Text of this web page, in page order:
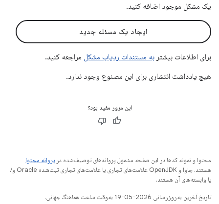
یک مشکل موجود اضافه کنید.
ایجاد یک مسئله جدید
برای اطلاعات بیشتر به مستندات ردیاب مشکل مراجعه کنید.
هیچ یادداشت انتشاری برای این مصنوع وجود ندارد.
این مرور مفید بود؟
محتوا و نمونه کدها در این صفحه مشمول پروانه‌های توصیف‌شده در پروانه محتوا
هستند. جاوا و OpenJDK علامت‌های تجاری یا علامت‌های تجاری ثبت‌شده Oracle و/
یا وابسته‌های آن هستند.
تاریخ آخرین به‌روزرسانی 2026-05-19 به‌وقت ساعت هماهنگ جهانی.